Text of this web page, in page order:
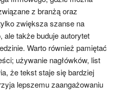
z branżą oraz
zwiększa szanse na
ale także buduje autorytet
Warto również pamiętać
używanie nagłówków, list
że tekst staje się bardziej
lepszemu zaangażowaniu